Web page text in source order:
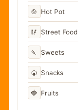
🍲 Hot Pot
🥢 Street Food
🍡 Sweets
🍘 Snacks
🍓 Fruits